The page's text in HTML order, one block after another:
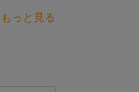
もっと見る